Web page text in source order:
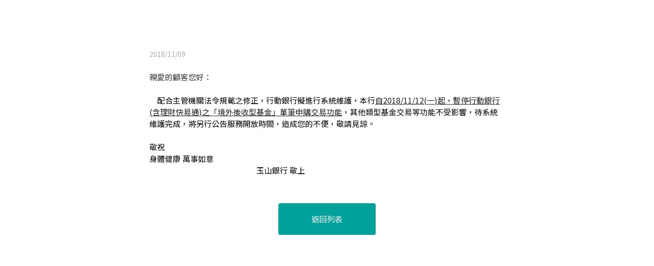
2018/11/09
親愛的顧客您好：
配合主管機關法令規範之修正，行動銀行擬進行系統維護，本行自2018/11/12(一)起 ， 暫停行動銀行
(含理財快易通)之「境外後收型基金」單筆申購交易功能 ，其他類型基金交易等功能不受影響，待系統
維護完成，將另行公告服務開放時間，造成您的不便，敬請見諒。
敬祝
身體健康 萬事如意
玉山銀行 敬上
返回列表